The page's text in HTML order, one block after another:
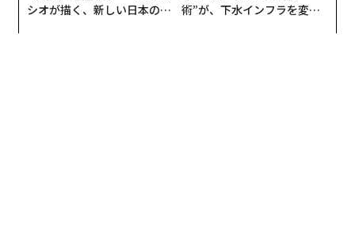
ものにとどまっている。AIが変革的な価値を引き出すに
シオが描く、新しい日本のラ
術”が、下水インフラを変え